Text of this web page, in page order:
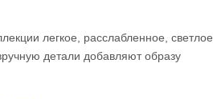
легкое, расслабленное, светлое
детали добавляют образу